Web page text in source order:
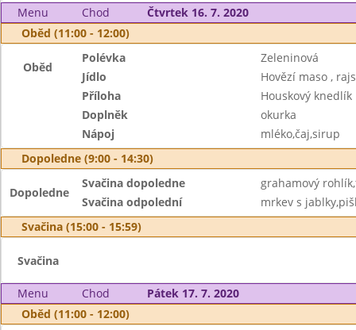
Menu Chod
Čtvrtek 16. 7. 2020
Oběd (11:00 - 12:00)
Oběd
Polévka
Zeleninová
Jídlo
Hovězí maso ,
Příloha
Houskový knedlík
Doplněk
okurka
Nápoj
mléko,čaj,sirup
Dopoledne (9:00 - 14:30)
Dopoledne
Svačina dopoledne
grahamový
Svačina odpolední
mrkev s
Svačina (15:00 - 15:59)
Svačina
Menu Chod
Pátek 17. 7. 2020
Oběd (11:00 - 12:00)